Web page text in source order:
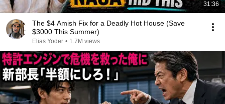
31:36
The $4 Amish Fix for a Deadly Hot House (Save
$3000 This Summer)
Elias Yoder • 1.7M views